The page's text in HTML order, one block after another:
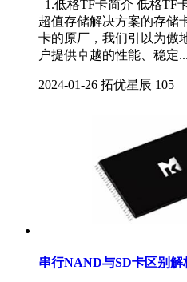
1.低格TF卡简介 低格TF
超值存储解决方案的存储
卡的原厂，我们引以为傲
户提供卓越的性能、稳定...
2024-01-26 拓优星辰 105
串行NAND与SD卡区别解